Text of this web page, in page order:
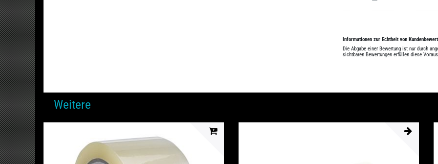
Informationen zur Echtheit von
Die Abgabe einer Bewertung ist nur durch
sichtbaren Bewertungen erfüllen diese
Weitere